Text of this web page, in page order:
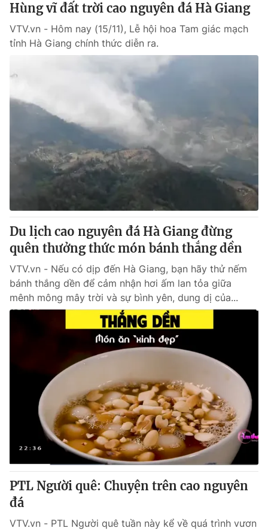
Hùng vĩ đất trời cao nguyên đá Hà Giang
VTV.vn - Hôm nay (15/11), Lễ hội hoa Tam giác mạch
tỉnh Hà Giang chính thức diễn ra.
Du lịch cao nguyên đá Hà Giang đừng
quên thưởng thức món bánh thắng dền
VTV.vn - Nếu có dịp đến Hà Giang, bạn hãy thử nếm
bánh thắng dền để cảm nhận hơi ấm lan tỏa giữa
mênh mông mây trời và sự bình yên, dung dị của...
PTL Người quê: Chuyện trên cao nguyên
đá
VTV.vn - PTL Người quê tuần này kể về quá trình vươn